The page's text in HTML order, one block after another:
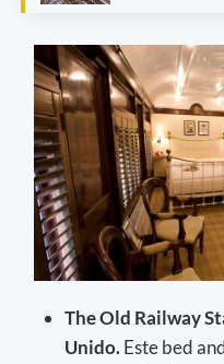
The Old Railway
Unido.Este bed